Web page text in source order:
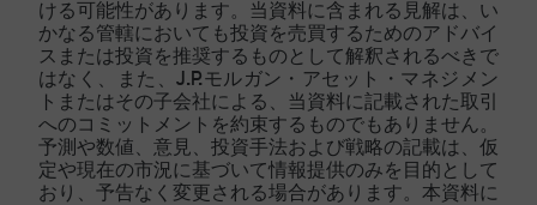
ける可能性があります。当資料に含まれる見解は、い
かなる管轄においても投資を売買するためのアドバイ
スまたは投資を推奨するものとして解釈されるべきで
はなく、また、J.P.モルガン・アセット・マネジメン
トまたはその子会社による、当資料に記載された取引
へのコミットメントを約束するものでもありません。
予測や数値、意見、投資手法および戦略の記載は、仮
定や現在の市況に基づいて情報提供のみを目的として
おり、予告なく変更される場合があります。本資料に